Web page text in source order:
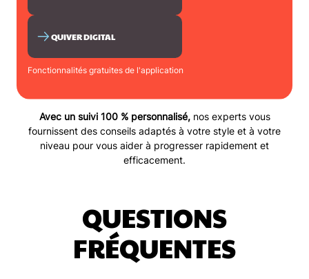
QUIVER DIGITAL
Fonctionnalités gratuites de l'application
Avec un suivi 100 % personnalisé,nos experts vous
fournissent des conseils adaptés à votre style et à votre
niveau pour vous aider à progresser rapidement et
efficacement.
QUESTIONS
FRÉQUENTES